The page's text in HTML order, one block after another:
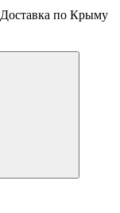
Доставка по Крыму